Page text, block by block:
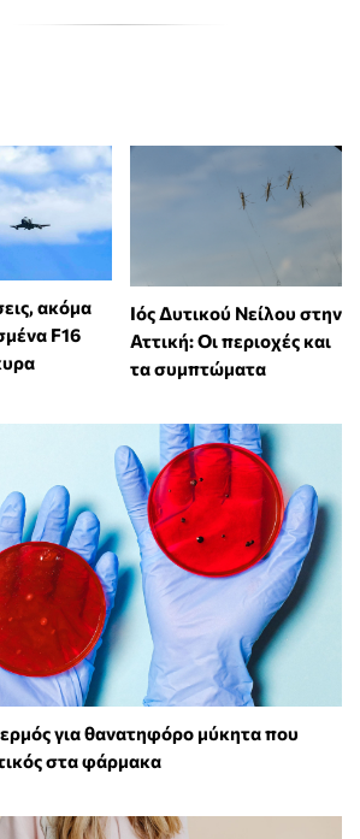
ακόμα
F16
Ιός Δυτικού Νείλου στην
Αττική: Οι περιοχές και
τα συμπτώματα
για θανατηφόρο μύκητα που
στα φάρμακα